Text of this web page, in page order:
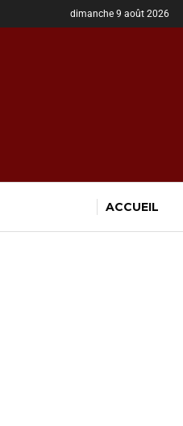
dimanche 9 août 2026
ACCUEIL